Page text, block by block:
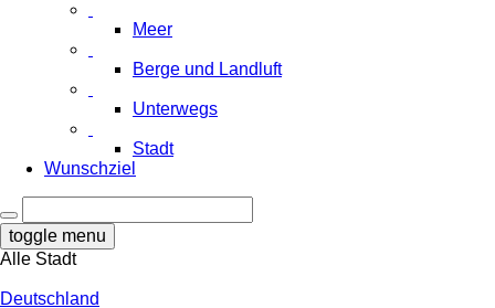
Meer
Berge und Landluft
Unterwegs
Stadt
Wunschziel
toggle menu
Alle Stadt
Deutschland